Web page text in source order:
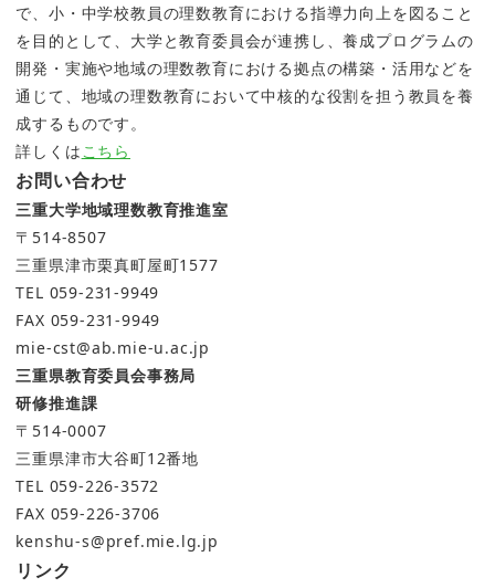
で、小・中学校教員の理数教育における指導力向上を図ること
を目的として、大学と教育委員会が連携し、養成プログラムの
開発・実施や地域の理数教育における拠点の構築・活用などを
通じて、地域の理数教育において中核的な役割を担う教員を養
成するものです。
詳しくは こちら
お問い合わせ
三重大学地域理数教育推進室
〒514-8507
三重県津市栗真町屋町1577
TEL 059-231-9949
FAX 059-231-9949
mie-cst@ab.mie-u.ac.jp
三重県教育委員会事務局
研修推進課
〒514-0007
三重県津市大谷町12番地
TEL 059-226-3572
FAX 059-226-3706
kenshu-s@pref.mie.lg.jp
リンク